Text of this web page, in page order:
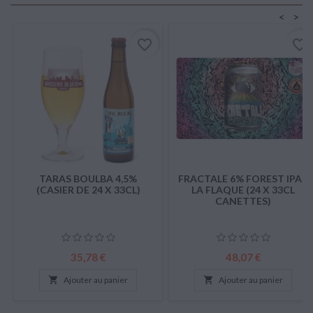
>
<
TARAS BOULBA 4,5%
(CASIER DE 24 X 33CL)
Prix
35,78 €
 Ajouter au panier
favorite_border
FRACTALE 6% FOREST IPA -
LA FLAQUE (24 X 33CL
CANETTES)
Prix
48,07 €
 Ajouter au panier
favorite_border